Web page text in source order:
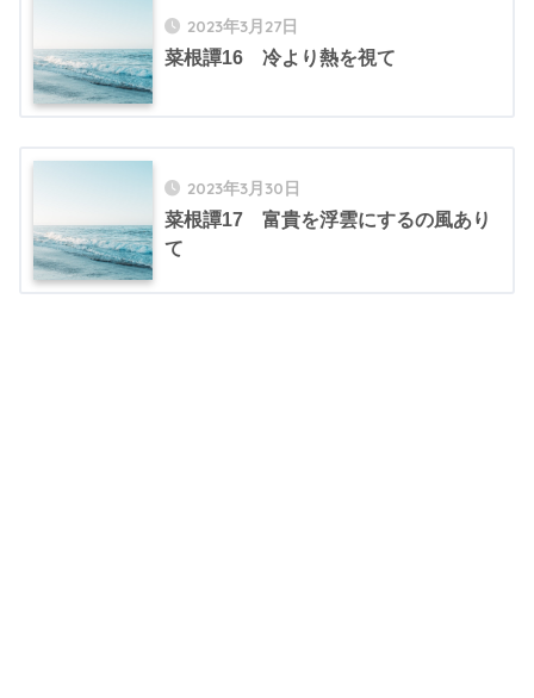
2023年3月27日
菜根譚16 冷より熱を視て
2023年3月30日
菜根譚17 富貴を浮雲にするの風あり
て